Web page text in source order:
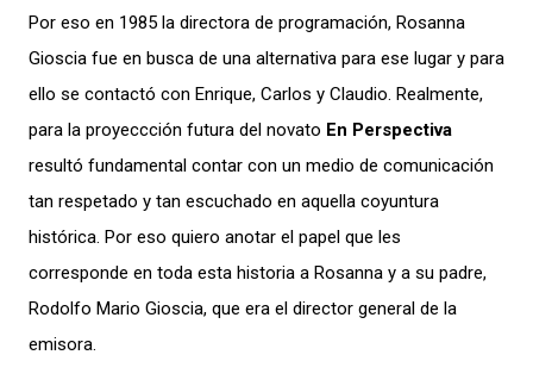
Por eso en 1985 la directora de programación, Rosanna
Gioscia fue en busca de una alternativa para ese lugar y para
ello se contactó con Enrique, Carlos y Claudio. Realmente,
para la proyeccción futura del novato En Perspectiva
resultó fundamental contar con un medio de comunicación
tan respetado y tan escuchado en aquella coyuntura
histórica. Por eso quiero anotar el papel que les
corresponde en toda esta historia a Rosanna y a su padre,
Rodolfo Mario Gioscia, que era el director general de la
emisora.